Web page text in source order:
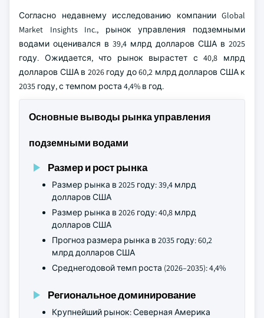
Согласно недавнему исследованию компании Global
Market Insights Inc., рынок управления подземными
водами оценивался в 39,4 млрд долларов США в 2025
году. Ожидается, что рынок вырастет с 40,8 млрд
долларов США в 2026 году до 60,2 млрд долларов США к
2035 году, с темпом роста 4,4% в год.
Основные выводы рынка управления
подземными водами
Размер и рост рынка
Размер рынка в 2025 году: 39,4 млрд
долларов США
Размер рынка в 2026 году: 40,8 млрд
долларов США
Прогноз размера рынка в 2035 году: 60,2
млрд долларов США
Среднегодовой темп роста (2026–2035): 4,4%
Региональное доминирование
Крупнейший рынок: Северная Америка